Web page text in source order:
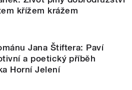
křížem krážem
Jana Štiftera: Paví
a poetický příběh
Horní Jelení